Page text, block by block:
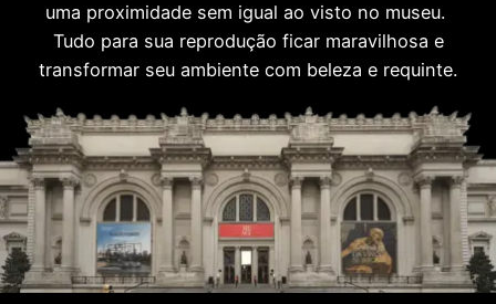
uma proximidade sem igual ao visto no museu.
Tudo para sua reprodução ficar maravilhosa e
transformar seu ambiente com beleza e requinte.